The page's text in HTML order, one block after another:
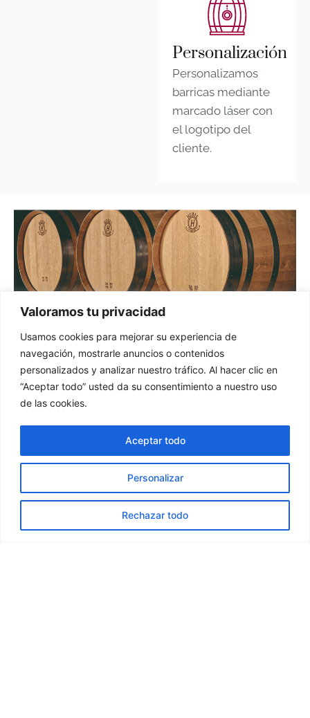
Valoramos tu privacidad
Usamos cookies para mejorar su experiencia de
navegación, mostrarle anuncios o contenidos
personalizados y analizar nuestro tráfico. Al hacer clic en
“Aceptar todo” usted da su consentimiento a nuestro uso
de las cookies.
Personalizar
Rechazar todo
Aceptar todo
Personalización
Personalizamos
barricas mediante
marcado láser con
el logotipo del
cliente.
Protección
Conoce como
protegemos tus barriles